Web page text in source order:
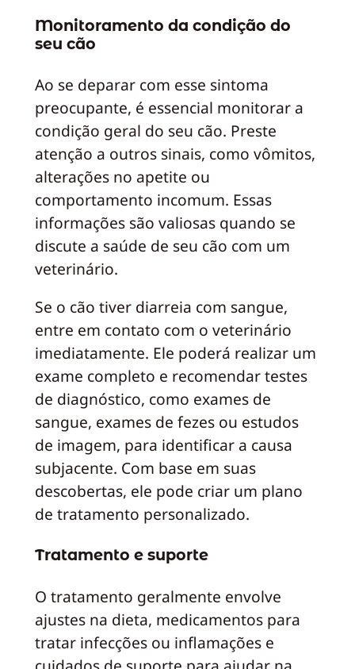
Monitoramento da condição do
seu cão
Ao se deparar com esse sintoma
preocupante, é essencial monitorar a
condição geral do seu cão. Preste
atenção a outros sinais, como vômitos,
alterações no apetite ou
comportamento incomum. Essas
informações são valiosas quando se
discute a saúde de seu cão com um
veterinário.
Se o cão tiver diarreia com sangue,
entre em contato com o veterinário
imediatamente. Ele poderá realizar um
exame completo e recomendar testes
de diagnóstico, como exames de
sangue, exames de fezes ou estudos
de imagem, para identificar a causa
subjacente. Com base em suas
descobertas, ele pode criar um plano
de tratamento personalizado.
Tratamento e suporte
O tratamento geralmente envolve
ajustes na dieta, medicamentos para
tratar infecções ou inflamações e